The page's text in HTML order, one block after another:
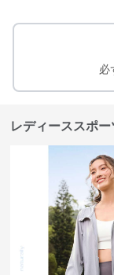
必
レディーススポ